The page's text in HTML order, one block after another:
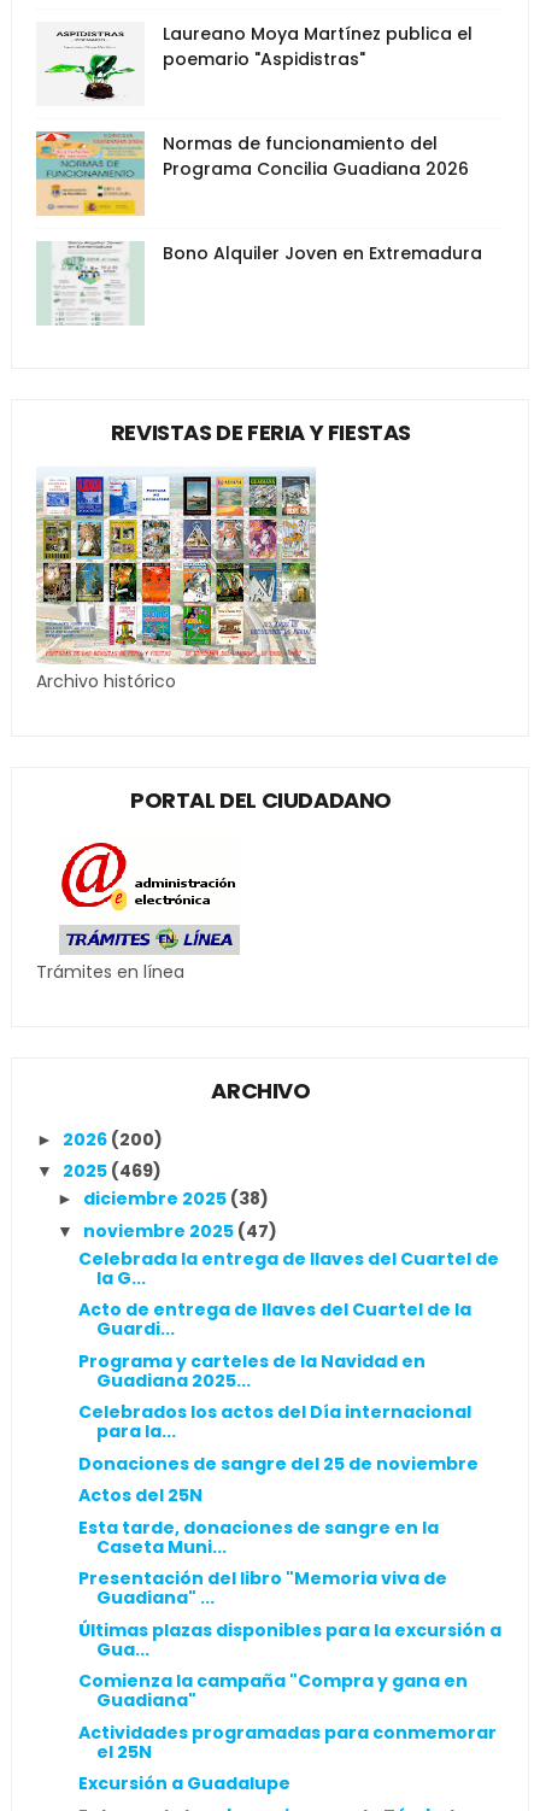
Laureano Moya Martínez publica el
poemario "Aspidistras"
Normas de funcionamiento del
Programa Concilia Guadiana 2026
Bono Alquiler Joven en Extremadura
REVISTAS DE FERIA Y FIESTAS
Archivo histórico
PORTAL DEL CIUDADANO
Trámites en línea
ARCHIVO
► 2026 (200)
▼ 2025 (469)
► diciembre 2025 (38)
▼ noviembre 2025 (47)
Celebrada la entrega de llaves del Cuartel de
la G...
Acto de entrega de llaves del Cuartel de la
Guardi...
Programa y carteles de la Navidad en
Guadiana 2025...
Celebrados los actos del Día internacional
para la...
Donaciones de sangre del 25 de noviembre
Actos del 25N
Esta tarde, donaciones de sangre en la
Caseta Muni...
Presentación del libro "Memoria viva de
Guadiana" ...
Últimas plazas disponibles para la excursión a
Gua...
Comienza la campaña "Compra y gana en
Guadiana"
Actividades programadas para conmemorar
el 25N
Excursión a Guadalupe